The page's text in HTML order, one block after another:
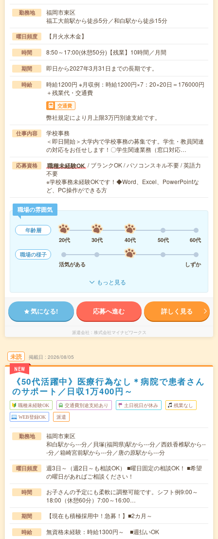
勤務地
福岡市東区
福工大前駅から徒歩5分／和白駅から徒歩15分
曜日頻度 【月火水木金】
時間 8:50～17:00(休憩50分)【残業】10時間／月間
期間 即日から2027年3月31日までの長期です。
時給
時給1200円 ※月収例：時給1200円×7：20×20日＝176000円
＋残業代・交通費
交通費
弊社規定により月上限3万円別途支給です。
仕事内容
学校事務
＜即日開始＞大学内で学校事務の募集です。学生・教員関連
の対応をお任せします！〇学生関連業務（窓口対応…
応募資格 職種未経験OK / ブランクOK / パソコンスキル不要 / 英語力
不要
※学校事務未経験OKです！◆Word、Excel、PowerPointな
ど、PC操作ができる方
職場の雰囲気
年齢層
20代
30代 40代 50代
60代
職場の様子
活気がある
しずか
もっと見る
気になる! 応募へ進む 詳しく見る
派遣会社 株式会社マイナビワークス
未読
NEW
掲載日 2026/08/05
《50代活躍中》医療行為なし＊病院で患者さん
のサポート／日収1万400円～
職種未経験OK 交通費別途支給あり 土日祝日が休み 残業なし
WEB登録OK 派遣
勤務地
福岡市東区
和白駅から---分／貝塚(福岡県)駅から---分／西鉄香椎駅から--
-分／箱崎宮前駅から---分／唐の原駅から---分
曜日頻度
週3日～（週2日～も相談OK） ■曜日固定の相談OK！ ■希望
の曜日があればご相談ください！
時間
お子さんの予定にも柔軟に調整可能です。シフト例9:00～
18:00（休憩60分）7:00～16:00…
期間 【現在も積極採用中！急募！】■2カ月～
時給 無資格未経験：時給1300円～ ■週払いOK